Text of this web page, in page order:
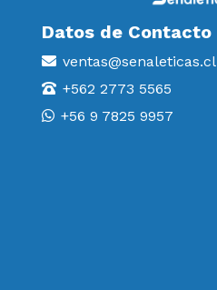
Datos de Contacto
ventas@senaleticas.cl
+562 2773 5565
+56 9 7825 9957